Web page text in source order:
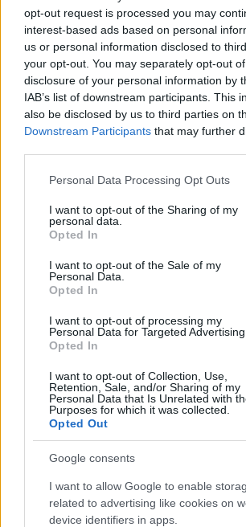
opt-out request is processed you may
interest-based ads based on personal
us or personal information disclosed to
your opt-out. You may separately opt-out
disclosure of your personal information by
IAB’s list of downstream participants. This
also be disclosed by us to third parties on
Downstream Participants that may further
Please note that this website/app uses one
not limited to your visit or usage behaviour.
grant or deny consent to Google and its
use your data for below specified purposes
consent section.
Personal Data Processing Opt Outs
I want to opt-out of the Sharing of my
personal data.
Opted In
I want to opt-out of the Sale of my
Personal Data.
Opted In
I want to opt-out of processing my
Personal Data for Targeted Advertising.
Opted In
I want to opt-out of Collection, Use,
Retention, Sale, and/or Sharing of my
Personal Data that Is Unrelated with
Purposes for which it was collected.
Opted Out
Google consents
I want to allow Google to enable
related to advertising like cookies on
device identifiers in apps.